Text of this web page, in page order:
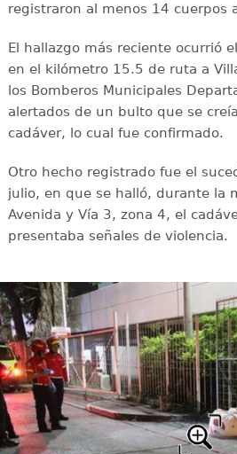
registraron al menos 14 cuerpos
El hallazgo más reciente ocurrió
en el kilómetro 15.5 de ruta a
los Bomberos Municipales
alertados de un bulto que se
cadáver, lo cual fue confirmado.
Otro hecho registrado fue el
julio, en que se halló, durante la
Avenida y Vía 3, zona 4, el
presentaba señales de violencia.